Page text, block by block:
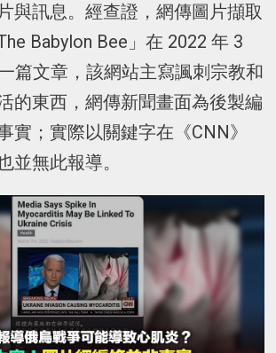
與訊息。經查證，網傳圖片擷取
Babylon Bee」在 2022 年 3
篇文章，該網站主寫諷刺宗教和
的東西，網傳新聞畫面為後製編
實；實際以關鍵字在《CNN》
並無此報導。